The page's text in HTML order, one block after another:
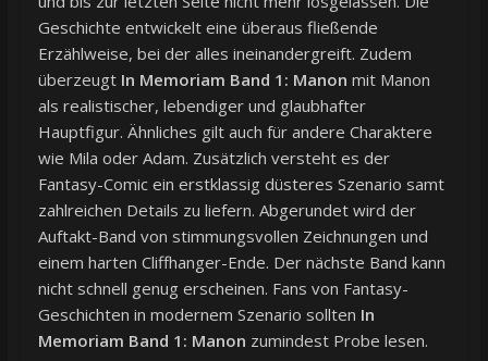
Geschichte entwickelt eine überaus fließende
Erzählweise, bei der alles ineinandergreift. Zudem
überzeugt In Memoriam Band 1: Manon mit Manon
als realistischer, lebendiger und glaubhafter
Hauptfigur. Ähnliches gilt auch für andere Charaktere
wie Mila oder Adam. Zusätzlich versteht es der
Fantasy-Comic ein erstklassig düsteres Szenario samt
zahlreichen Details zu liefern. Abgerundet wird der
Auftakt-Band von stimmungsvollen Zeichnungen und
einem harten Cliffhanger-Ende. Der nächste Band kann
nicht schnell genug erscheinen. Fans von Fantasy-
Geschichten in modernem Szenario sollten In
Memoriam Band 1: Manon zumindest Probe lesen.